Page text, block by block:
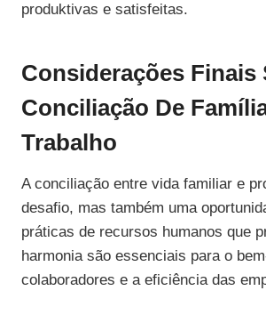
produktivas e satisfeitas.
Considerações Finais
Conciliação De
Trabalho
A conciliação entre vida familiar e
desafio, mas também uma
práticas de recursos humanos que
harmonia são essenciais para o
colaboradores e a eficiência das